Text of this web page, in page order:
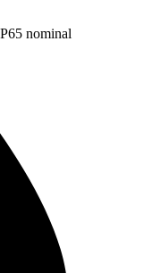
nominal